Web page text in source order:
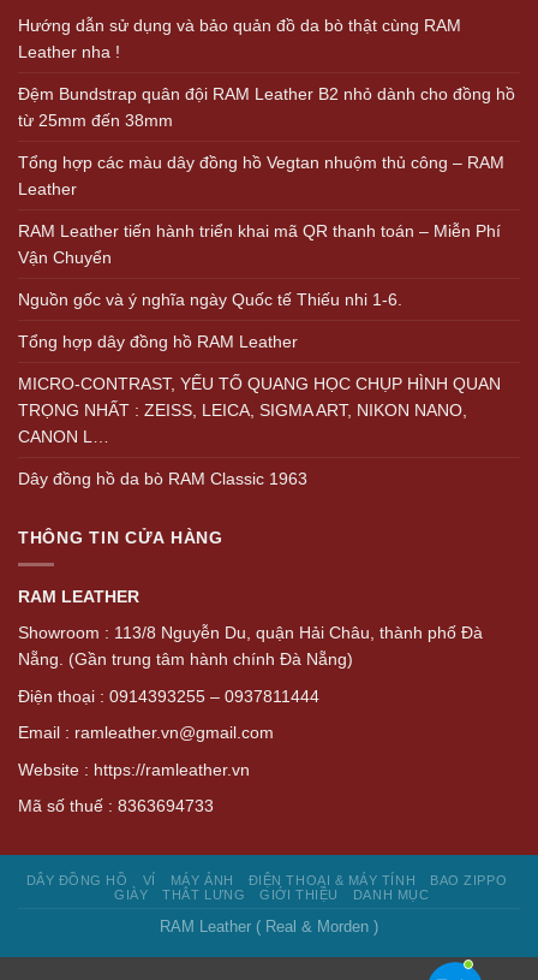
Hướng dẫn sử dụng và bảo quản đồ da bò thật cùng RAM
Leather nha !
Đệm Bundstrap quân đội RAM Leather B2 nhỏ dành cho đồng hồ
từ 25mm đến 38mm
Tổng hợp các màu dây đồng hồ Vegtan nhuộm thủ công – RAM
Leather
RAM Leather tiến hành triển khai mã QR thanh toán – Miễn Phí
Vận Chuyển
Nguồn gốc và ý nghĩa ngày Quốc tế Thiếu nhi 1-6.
Tổng hợp dây đồng hồ RAM Leather
MICRO-CONTRAST, YẾU TỐ QUANG HỌC CHỤP HÌNH QUAN
TRỌNG NHẤT : ZEISS, LEICA, SIGMA ART, NIKON NANO,
CANON L…
Dây đồng hồ da bò RAM Classic 1963
THÔNG TIN CỬA HÀNG
RAM LEATHER
Showroom : 113/8 Nguyễn Du, quận Hải Châu, thành phố Đà
Nẵng. (Gần trung tâm hành chính Đà Nẵng)
Điện thoại : 0914393255 – 0937811444
Email : ramleather.vn@gmail.com
Website : https://ramleather.vn
Mã số thuế : 8363694733
DÂY ĐỒNG HỒ VÍ MÁY ẢNH ĐIỆN THOẠI & MÁY TÍNH
BAO ZIPPO
GIÀY
THẮT LƯNG GIỚI THIỆU DANH MỤC
RAM Leather ( Real & Morden )